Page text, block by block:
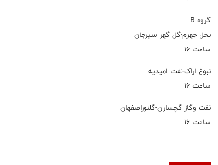
گروه B
نخل جهرم-گل گهر سیرجان
ساعت ۱۶
نبوغ اراک-نفت امیدیه
ساعت ۱۶
نفت وگاز گچساران-گلنوراصفهان
ساعت ۱۶